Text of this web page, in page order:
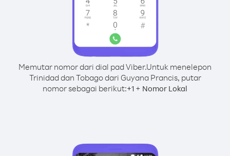
Memutar nomor dari dial pad Viber.Untuk menelepon
Trinidad dan Tobago dari Guyana Prancis, putar
nomor sebagai berikut:+1 + Nomor Lokal